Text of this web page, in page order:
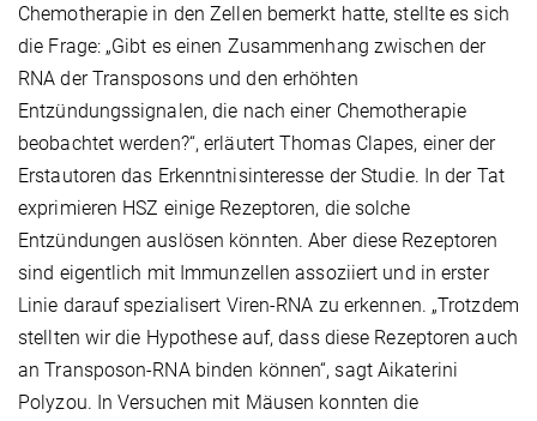
Chemotherapie in den Zellen bemerkt hatte, stellte es sich
die Frage: „Gibt es einen Zusammenhang zwischen der
RNA der Transposons und den erhöhten
Entzündungssignalen, die nach einer Chemotherapie
beobachtet werden?“, erläutert Thomas Clapes, einer der
Erstautoren das Erkenntnisinteresse der Studie. In der Tat
exprimieren HSZ einige Rezeptoren, die solche
Entzündungen auslösen könnten. Aber diese Rezeptoren
sind eigentlich mit Immunzellen assoziiert und in erster
Linie darauf spezialisert Viren-RNA zu erkennen. „Trotzdem
stellten wir die Hypothese auf, dass diese Rezeptoren auch
an Transposon-RNA binden können“, sagt Aikaterini
Polyzou. In Versuchen mit Mäusen konnten die